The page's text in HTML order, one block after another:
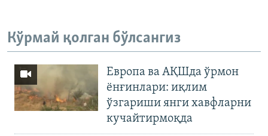
Кўрмай қолган бўлсангиз
Европа ва АҚШда ўрмон
ёнғинлари: иқлим
ўзгариши янги хавфларни
кучайтирмоқда